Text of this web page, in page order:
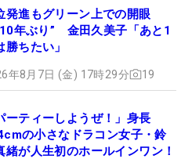
発進もグリーン上での開眼
年ぶり” 金田久美子「あと1
勝ちたい」
年8月7日 (金) 17時29分 19
ーティーしようぜ！」身長
の小さなドラコン女子・鈴
緒が人生初のホールインワン！